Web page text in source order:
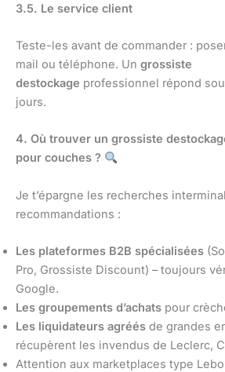
3.5. Le service client
Teste-les avant de commander :
mail ou téléphone. Un grossiste
destockage professionnel répond
jours.
4. Où trouver un grossiste
pour couches ?
Je t’épargne les recherches
recommandations :
Les plateformes B2B spécialisées
Pro, Grossiste Discount) – toujours
Google.
Les groupements d’achats pour
Les liquidateurs agréés de grandes
récupèrent les invendus de Leclerc,
Attention aux marketplaces type